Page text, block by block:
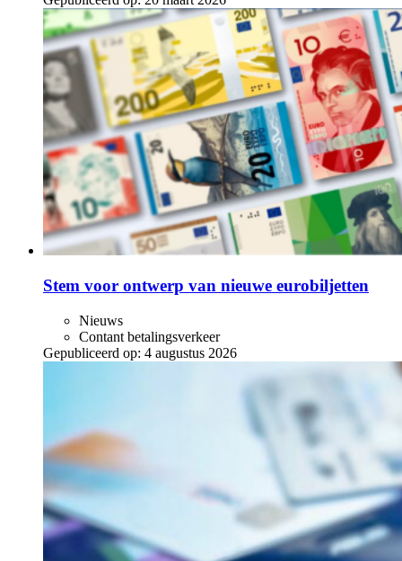
Stem voor ontwerp van nieuwe eurobiljetten
Nieuws
Contant betalingsverkeer
Gepubliceerd op: 4 augustus 2026